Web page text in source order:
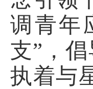
调青年
支”，
执着与